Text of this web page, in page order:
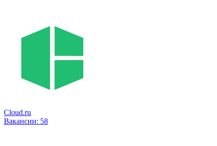
Cloud.ru
Вакансии: 58